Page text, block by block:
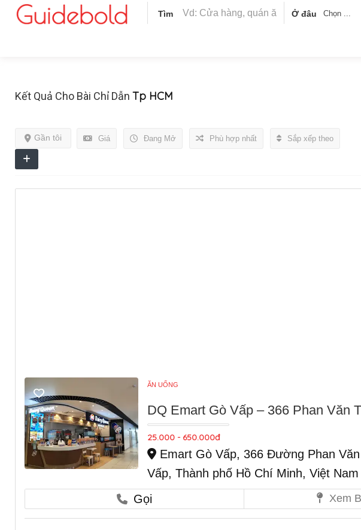
Tìm Ở đâu Chọn ...
Kết Quả Cho Bài Chỉ Dẫn Tp HCM
Giá Đang Mở
Gần tôi Phù hợp nhất Sắp xếp theo
ĂN UỐNG
DQ Emart Gò Vấp – 366 Phan Văn
25.000 - 650.000đ
Emart Gò Vấp, 366 Đường Phan
Vấp, Thành phố Hồ Chí Minh, Việt Nam
Gọi
Xem